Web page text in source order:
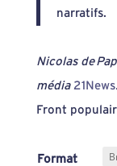
narratifs.
Nicolas de
média 21News
Front
Format